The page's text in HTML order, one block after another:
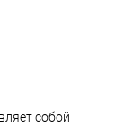
собой